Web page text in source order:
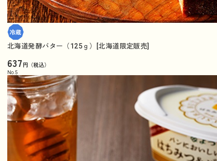
北海道発酵バター（125ｇ）[北海道限定販売]
637円（税込）
No. 5